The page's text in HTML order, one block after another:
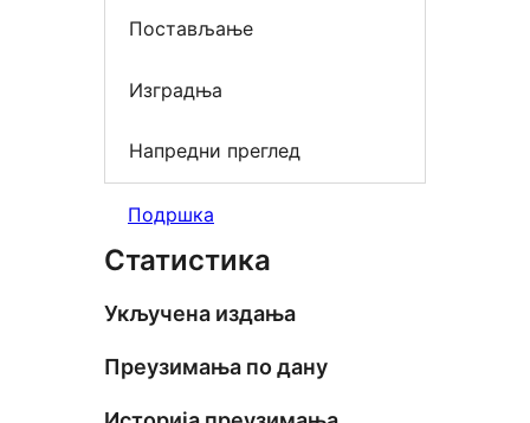
Постављање
Изградња
Напредни преглед
Подршка
Статистика
Укључена издања
Преузимања по дану